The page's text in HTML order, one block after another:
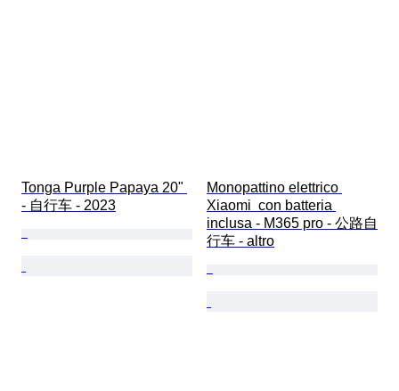
Tonga Purple Papaya 20"
- 自行车 - 2023
Monopattino elettrico
Xiaomi  con batteria
inclusa - M365 pro - 公路自
行车 - altro